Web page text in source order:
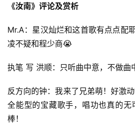
《汝南》评论及赏析
Mr.A：星汉灿烂和这首歌有点点配
凌不疑和程少商😭
执笔 写 洪顺：只听曲中意，不做曲
反方向的钟：我来了兄弟萌！好激
全能型的宝藏歌手，唱功也真的无
棒！